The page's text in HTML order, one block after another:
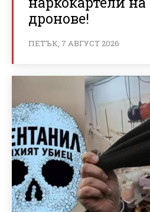
дронове!
ПЕТЪК, 7 АВГУСТ 2026